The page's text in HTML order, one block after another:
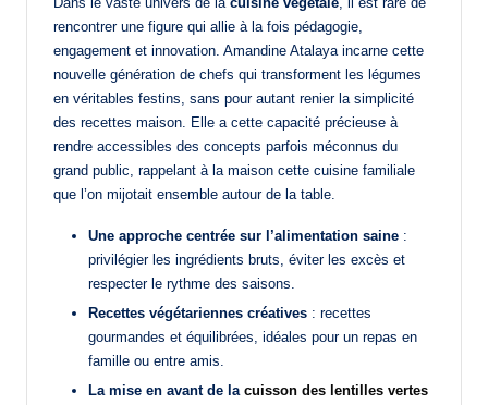
rencontrer une figure qui allie à la fois pédagogie,
engagement et innovation. Amandine Atalaya incarne cette
nouvelle génération de chefs qui transforment les légumes
en véritables festins, sans pour autant renier la simplicité
des recettes maison. Elle a cette capacité précieuse à
rendre accessibles des concepts parfois méconnus du
grand public, rappelant à la maison cette cuisine familiale
que l’on mijotait ensemble autour de la table.
Une approche centrée sur l’alimentation saine :
privilégier les ingrédients bruts, éviter les excès et
respecter le rythme des saisons.
Recettes végétariennes créatives : recettes
gourmandes et équilibrées, idéales pour un repas en
famille ou entre amis.
La mise en avant de la cuisson des lentilles vertes